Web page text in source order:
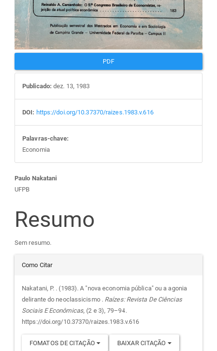
PDF
Publicado: dez. 13, 1983
DOI: https://doi.org/10.37370/raizes.1983.v.616
Palavras-chave:
Economia
Conteúdo
do
artigo
principal
Paulo Nakatani
UFPB
Resumo
Sem resumo.
Detalhes
do
artigo
Como Citar
Nakatani, P. . (1983). A "nova economia pública" ou a agonia
delirante do neoclassicismo . Raízes: Revista De Ciências
Sociais E Econômicas, (2 e 3), 79–94.
https://doi.org/10.37370/raizes.1983.v.616
FOMATOS DE CITAÇÃO BAIXAR CITAÇÃO